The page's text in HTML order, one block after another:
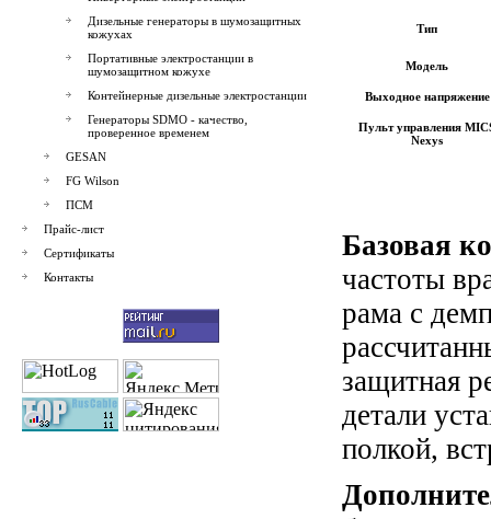
Дизельные генераторы в шумозащитных
кожухах
Портативные электростанции в
шумозащитном кожухе
Контейнерные дизельные электростанции
Генераторы SDMO - качество,
проверенное временем
GESAN
FG Wilson
ПСМ
Прайс-лист
Сертификаты
Контакты
Тип
Модель
Выходное напряжение
Пульт управления
Nexys
Базовая
частоты
рама с
защитная
детали
полкой,